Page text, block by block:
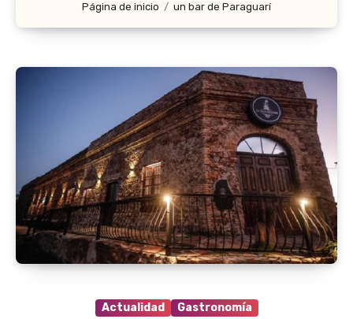
Página de inicio un bar de Paraguarí
Actualidad Gastronomía